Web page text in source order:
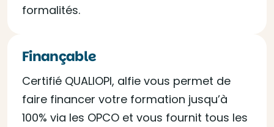
formalités.
Finançable
Certifié QUALIOPI, alfie vous permet de
faire financer votre formation jusqu’à
100% via les OPCO et vous fournit tous les